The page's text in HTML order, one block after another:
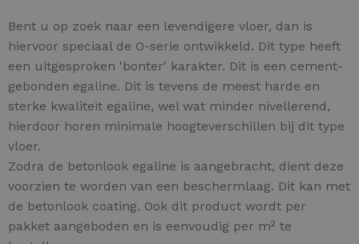
Bent u op zoek naar een levendigere vloer, dan is
hiervoor speciaal de O-serie ontwikkeld. Dit type heeft
een uitgesproken 'bonter' karakter. Dit is een cement-
gebonden egaline. Dit is tevens de meest harde en
sterke kwaliteit egaline, wel wat minder nivellerend,
hierdoor horen minimale hoogteverschillen bij dit type
vloer.
Zodra de betonlook egaline is aangebracht, dient deze
voorzien te worden van een beschermlaag. Dit kan met
de betonlook coating. Ook dit product wordt per
pakket aangeboden en is eenvoudig per m² te